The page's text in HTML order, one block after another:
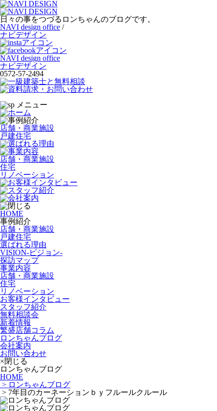
日々の事をつづるロンちゃんのブログです。
NAVI design office /
ナビデザイン
NAVI design office
ナビデザイン
0572-57-2494
店舗・商業施設
戸建住宅
店舗・商業施設
住宅
リノベーション
HOME
事例紹介
店舗・商業施設
戸建住宅
選ばれる理由
VISION-ビジョン-
探訪マップ
事業内容
店舗・商業施設
住宅
リノベーション
お客様インタビュー
スタッフ紹介
無料相談会
新着情報
繁盛店舗コラム
ロンちゃんブログ
会社案内
お問い合わせ
×閉じる
ロンちゃんブログ
HOME
> ロンちゃんブログ
> 7年目のカーネーションｂｙフルールクルール